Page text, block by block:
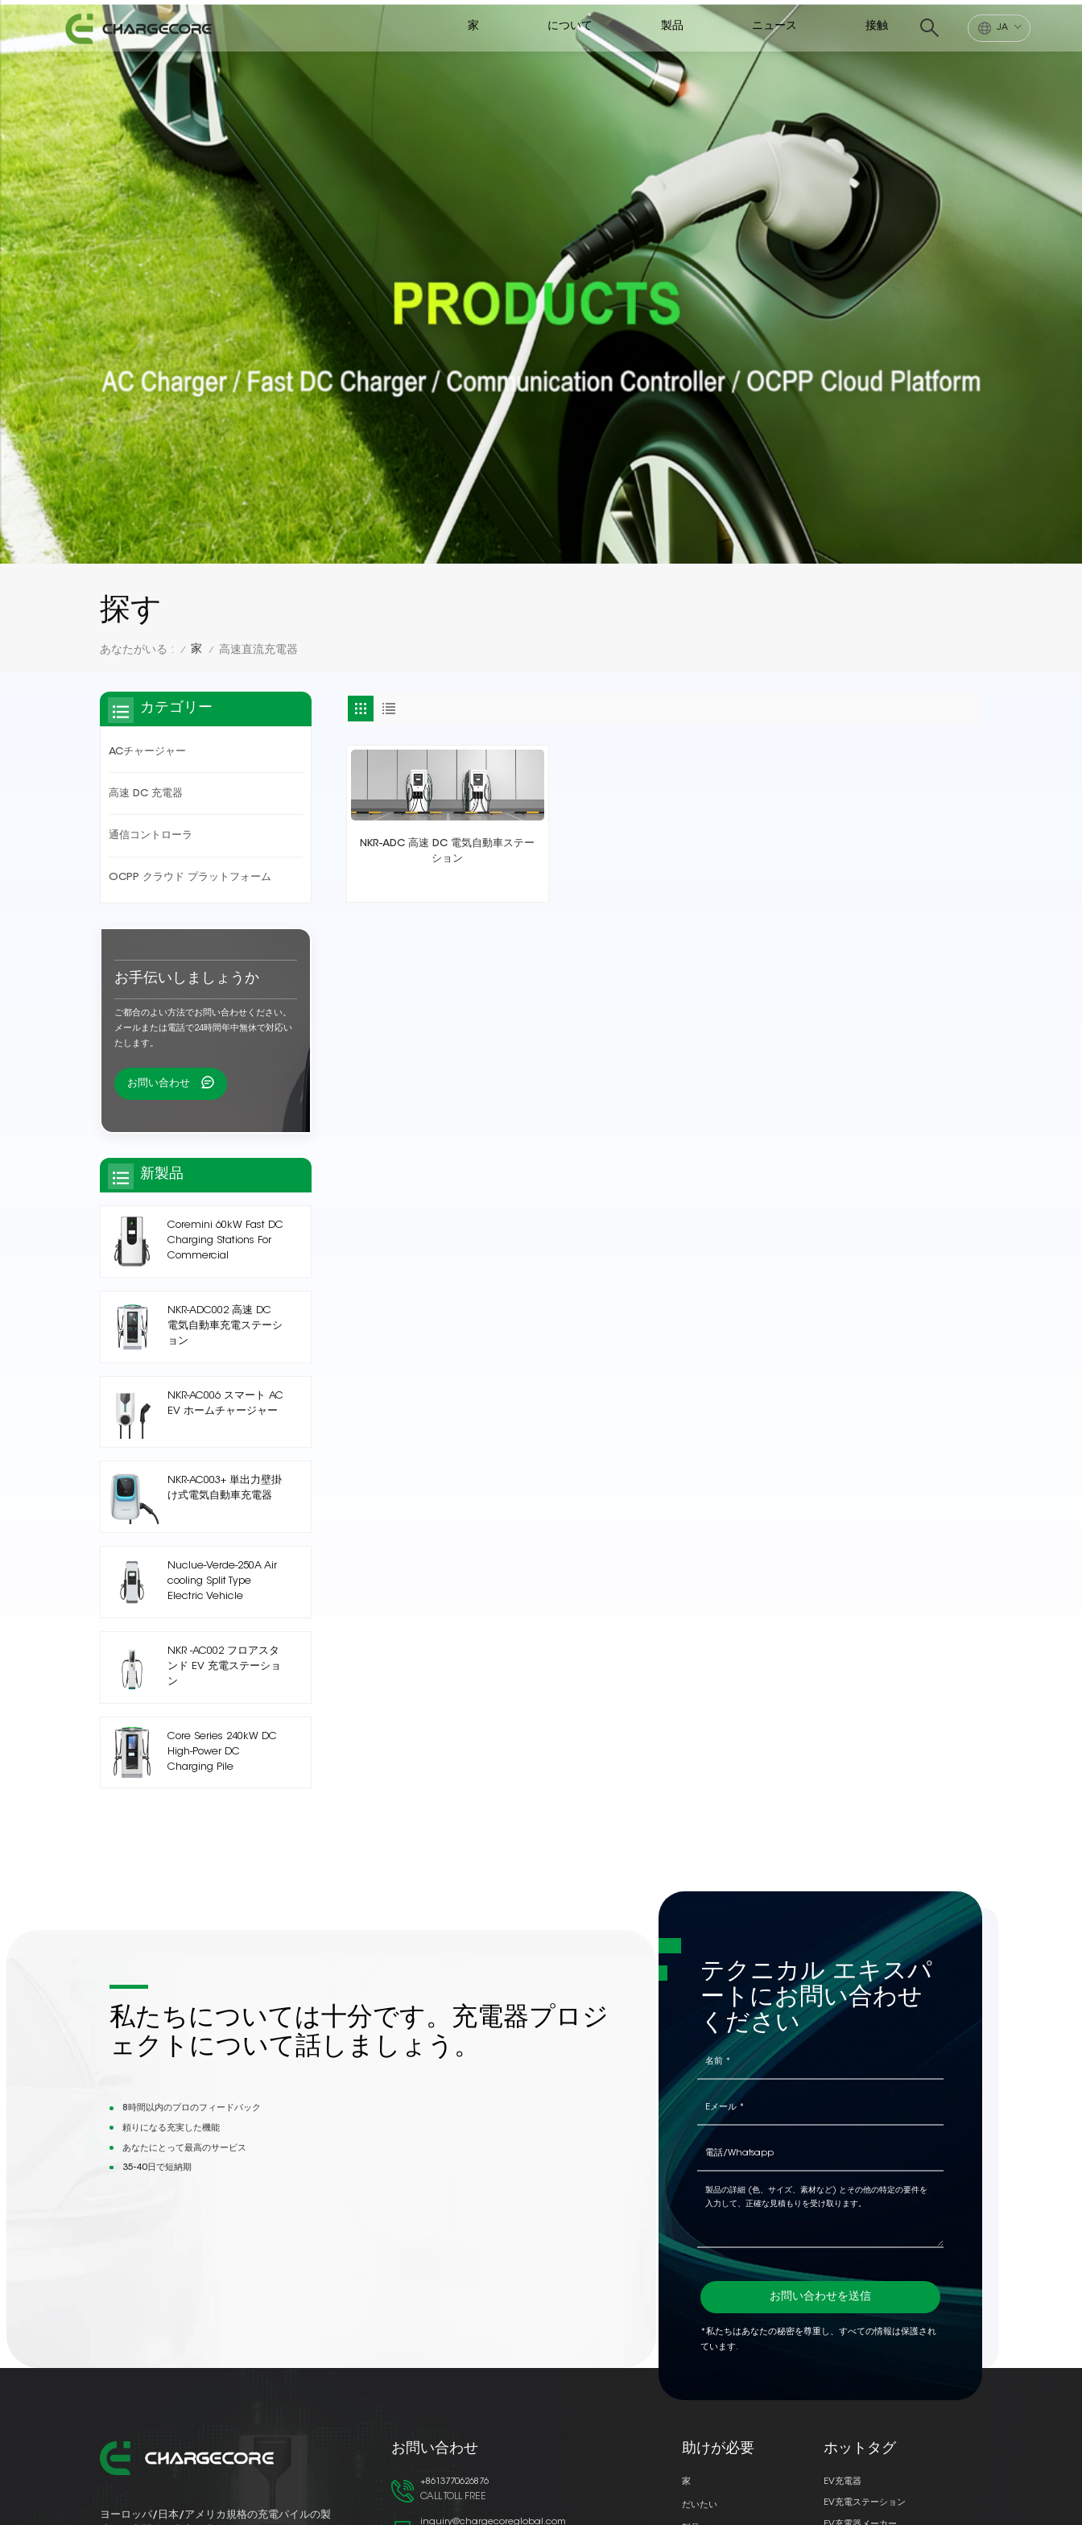
JA
家 について 製品 ニュース 接触
探す
あなたがいる : / 家 / 高速直流充電器
NKR-ADC 高速 DC 電気自動車ステー
ション
カテゴリー
ACチャージャー
高速 DC 充電器
通信コントローラ
OCPP クラウド プラットフォーム
お手伝いしましょうか
ご都合のよい方法でお問い合わせください。
メールまたは電話で24時間年中無休で対応い
たします。
お問い合わせ
新製品
Coremini 60kW Fast DC
Charging Stations For
Commercial
NKR-ADC002 高速 DC
電気自動車充電ステーシ
ョン
NKR-AC006 スマート AC
EV ホームチャージャー
NKR-AC003+ 単出力壁掛
け式電気自動車充電器
Nuclue-Verde-250A Air
cooling Split Type
Electric Vehicle
NKR -AC002 フロアスタ
ンド EV 充電ステーショ
ン
Core Series 240kW DC
High-Power DC
Charging Pile
私たちについては十分です。充電器プロジ
ェクトについて話しましょう。
8時間以内のプロのフィードバック
頼りになる充実した機能
あなたにとって最高のサービス
35-40日で短納期
テクニカル エキスパ
ートにお問い合わせ
ください
お問い合わせを送信
*私たちはあなたの秘密を尊重し、すべての情報は保護され
ています.
ヨーロッパ/日本/アメリカ規格の充電パイルの製
お問い合わせ
+8613770626876
CALL TOLL FREE
inquiry@chargecoreglobal.com
助けが必要
家
だいたい
ホットタグ
EV充電器
EV充電ステーション